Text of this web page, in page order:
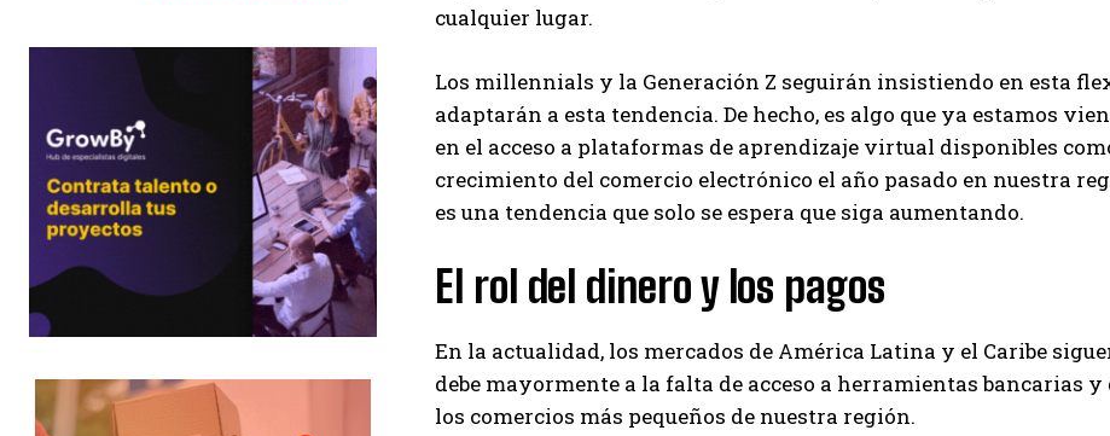
cualquier lugar.
Los millennials y la Generación Z seguirán insistiendo en esta
adaptarán a esta tendencia. De hecho, es algo que ya estamos
en el acceso a plataformas de aprendizaje virtual disponibles
crecimiento del comercio electrónico el año pasado en nuestra
es una tendencia que solo se espera que siga aumentando.
El rol del dinero y los pagos
En la actualidad, los mercados de América Latina y el Caribe
debe mayormente a la falta de acceso a herramientas bancarias
los comercios más pequeños de nuestra región.